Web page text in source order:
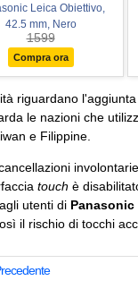
Leica Obiettivo,
42.5 mm, Nero
1599
Compra ora
riguardano
le nazioni che
e Filippine.
touch è
utenti di Panasonic
il rischio di tocchi